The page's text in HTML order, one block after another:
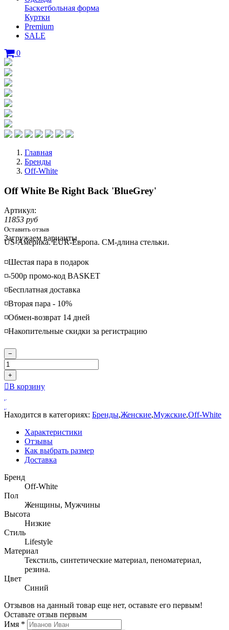
Баскетбольная форма
Куртки
Premium
SALE
0
Главная
Бренды
Off-White
Off White Be Right Back 'BlueGrey'
Артикул:
11853 руб
Оставить отзыв
Loading...
Загружаем варианты
US-Америка. EUR-Европа. CM-длина стельки.
◽️Шестая пара в подарок
◽️-500р промо-код BASKET
◽️Бесплатная доставка
◽️Вторая пара - 10%
◽️Обмен-возврат 14 дней
◽️Накопительные скидки за регистрацию
−
+
В корзину
Находится в категориях: Бренды,Женские,Мужские,Off-White
Характеристики
Отзывы
Как выбрать размер
Доставка
Бренд
Off-White
Пол
Женщины, Мужчины
Высота
Низкие
Стиль
Lifestyle
Материал
Текстиль, синтетические материал, пеноматериал,
резина.
Цвет
Синий
Отзывов на данный товар еще нет, оставьте его первым!
Оставьте отзыв первым
Имя *